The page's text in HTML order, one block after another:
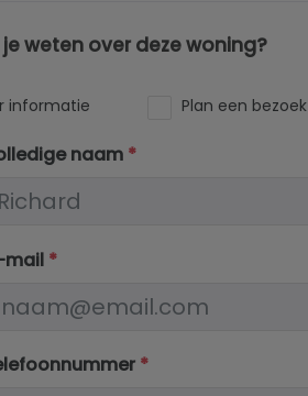
weten over deze woning?
informatie Plan een bezoek
naam *
mail *
*